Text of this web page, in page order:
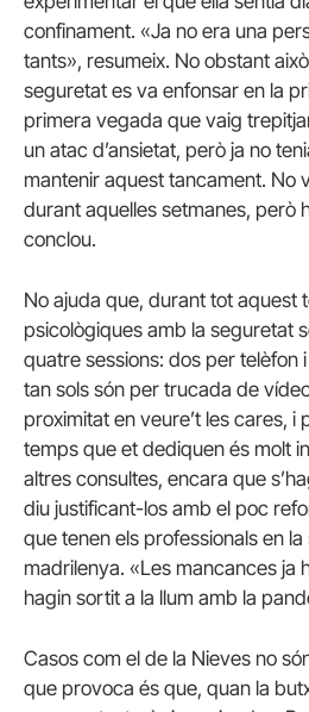
confinament. «Ja no era una
tants», resumeix. No obstant
seguretat es va enfonsar en la
primera vegada que vaig
un atac d’ansietat, però ja no
mantenir aquest tancament. No
durant aquelles setmanes, però
conclou.
No ajuda que, durant tot aquest
psicològiques amb la seguretat
quatre sessions: dos per telèfon
tan sols són per trucada de
proximitat en veure’t les cares, i
temps que et dediquen és molt
altres consultes, encara que
diu justificant-los amb el poc
que tenen els professionals en
madrilenya. «Les mancances ja
hagin sortit a la llum amb la
Casos com el de la Nieves no
que provoca és que, quan la